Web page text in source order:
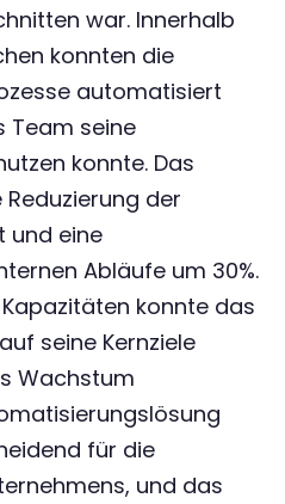
war. Innerhalb
konnten die
automatisiert
Team seine
konnte. Das
Reduzierung der
und eine
Abläufe um 30%.
konnte das
seine Kernziele
Wachstum
für die
und das